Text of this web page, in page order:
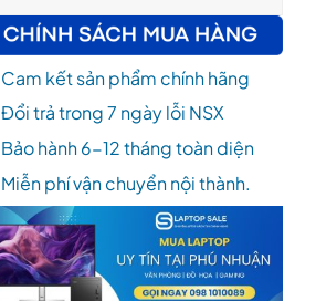
Cam kết sản phẩm chính hãng
Đổi trả trong 7 ngày lỗi NSX
Bảo hành 6-12 tháng toàn diện
Miễn phí vận chuyển nội thành.